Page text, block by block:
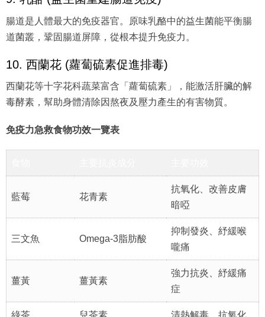
腸道是人體最大的免疫器官。原味乳酪中的益生菌能平衡腸
道菌叢，鞏固腸道屏障，從根本提升免疫力。
10. 西蘭花 (蘿蔔硫素促進排毒)
西蘭花等十字花科蔬菜富含「蘿蔔硫素」，能激活肝臟的解
毒酵素，幫助身體清除因熬夜及壓力產生的有害物質。
免疫力急救食物功效一覽表
藍莓 花青素
抗氧化、改善皮膚
暗啞
三文魚 Omega-3脂肪酸
抑制發炎、紓緩喉
嚨痛
薑黃 薑黃素
強力抗炎、紓緩痛
症
綠茶 兒茶素 清熱解毒、抗氧化